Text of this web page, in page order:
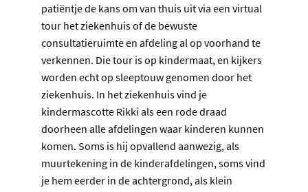
patiëntje de kans om van thuis uit via een virtual
tour het ziekenhuis of de bewuste
consultatieruimte en afdeling al op voorhand te
verkennen. Die tour is op kindermaat, en kijkers
worden echt op sleeptouw genomen door het
ziekenhuis. In het ziekenhuis vind je
kindermascotte Rikki als een rode draad
doorheen alle afdelingen waar kinderen kunnen
komen. Soms is hij opvallend aanwezig, als
muurtekening in de kinderafdelingen, soms vind
je hem eerder in de achtergrond, als klein